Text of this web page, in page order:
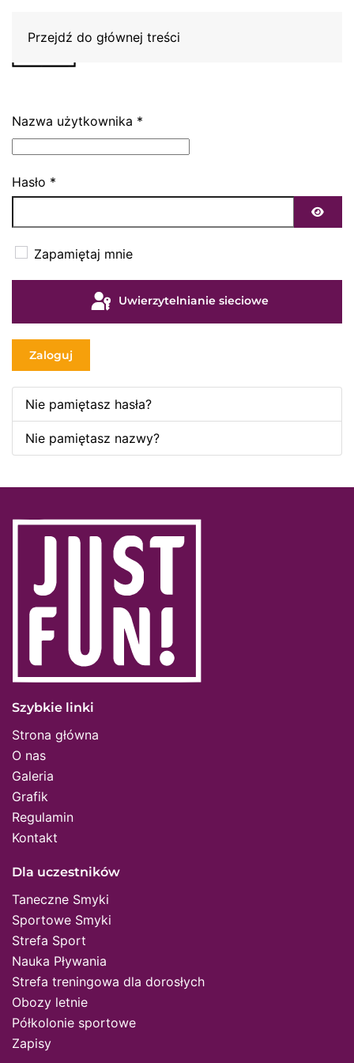
Przejdź do głównej treści
Nazwa użytkownika *
Hasło *
Zapamiętaj mnie
Uwierzytelnianie sieciowe
Zaloguj
Nie pamiętasz hasła?
Nie pamiętasz nazwy?
Szybkie linki
Strona główna
O nas
Galeria
Grafik
Regulamin
Kontakt
Dla uczestników
Taneczne Smyki
Sportowe Smyki
Strefa Sport
Nauka Pływania
Strefa treningowa dla dorosłych
Obozy letnie
Półkolonie sportowe
Zapisy